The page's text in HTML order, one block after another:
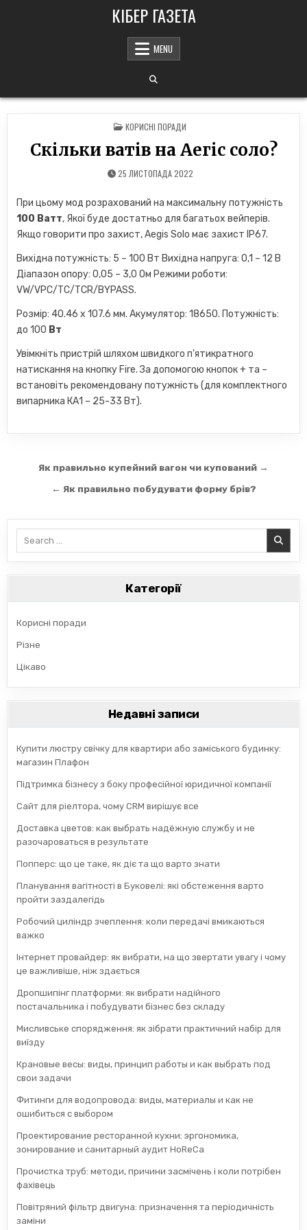
КІБЕР ГАЗЕТА
MENU
POSTED
IN
КОРИСНІ ПОРАДИ
Скільки ватів на Аегіс соло?
25 ЛИСТОПАДА 2022
При цьому мод розрахований на максимальну потужність
100 Ватт, Якої буде достатньо для багатьох вейперів.
Якщо говорити про захист, Aegis Solo має захист IP67.
Вихідна потужність: 5 – 100 Вт Вихідна напруга: 0,1 – 12 В
Діапазон опору: 0,05 – 3,0 Ом Режими роботи:
VW/VPC/TC/TCR/BYPASS.
Розмір: 40.46 x 107.6 мм. Акумулятор: 18650. Потужність:
до 100 Вт
Увімкніть пристрій шляхом швидкого п'ятикратного
натискання на кнопку Fire. За допомогою кнопок + та –
встановіть рекомендовану потужність (для комплектного
випарника КА1 – 25-33 Вт).
Навігація
записів
Як правильно купейний вагон чи купований →
← Як правильно побудувати форму брів?
Категорії
Корисні поради
Різне
Цікаво
Недавні записи
Купити люстру свічку для квартири або заміського будинку:
магазин Плафон
Підтримка бізнесу з боку професійної юридичної компанії
Сайт для ріелтора, чому CRM вирішує все
Доставка цветов: как выбрать надёжную службу и не
разочароваться в результате
Попперс: що це таке, як діє та що варто знати
Планування вагітності в Буковелі: які обстеження варто
пройти заздалегідь
Робочий циліндр зчеплення: коли передачі вмикаються
важко
Інтернет провайдер: як вибрати, на що звертати увагу і чому
це важливіше, ніж здається
Дропшипінг платформи: як вибрати надійного
постачальника і побудувати бізнес без складу
Мисливське спорядження: як зібрати практичний набір для
виїзду
Крановые весы: виды, принцип работы и как выбрать под
свои задачи
Фитинги для водопровода: виды, материалы и как не
ошибиться с выбором
Проектирование ресторанной кухни: эргономика,
зонирование и санитарный аудит HoReCa
Прочистка труб: методи, причини засмічень і коли потрібен
фахівець
Повітряний фільтр двигуна: призначення та періодичність
заміни